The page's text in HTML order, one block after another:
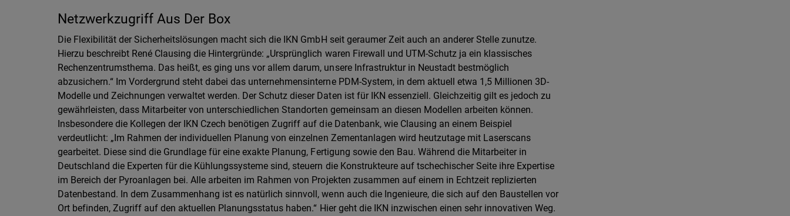
Netzwerkzugriff Aus Der Box
Die Flexibilität der Sicherheitslösungen macht sich die IKN GmbH seit geraumer Zeit auch an anderer Stelle zunutze.
Hierzu beschreibt René Clausing die Hintergründe: „Ursprünglich waren Firewall und UTM-Schutz ja ein klassisches
Rechenzentrumsthema. Das heißt, es ging uns vor allem darum, unsere Infrastruktur in Neustadt bestmöglich
abzusichern.“ Im Vordergrund steht dabei das unternehmensinterne PDM-System, in dem aktuell etwa 1,5 Millionen 3D-
Modelle und Zeichnungen verwaltet werden. Der Schutz dieser Daten ist für IKN essenziell. Gleichzeitig gilt es jedoch zu
gewährleisten, dass Mitarbeiter von unterschiedlichen Standorten gemeinsam an diesen Modellen arbeiten können.
Insbesondere die Kollegen der IKN Czech benötigen Zugriff auf die Datenbank, wie Clausing an einem Beispiel
verdeutlicht: „Im Rahmen der individuellen Planung von einzelnen Zementanlagen wird heutzutage mit Laserscans
gearbeitet. Diese sind die Grundlage für eine exakte Planung, Fertigung sowie den Bau. Während die Mitarbeiter in
Deutschland die Experten für die Kühlungssysteme sind, steuern die Konstrukteure auf tschechischer Seite ihre Expertise
im Bereich der Pyroanlagen bei. Alle arbeiten im Rahmen von Projekten zusammen auf einem in Echtzeit replizierten
Datenbestand. In dem Zusammenhang ist es natürlich sinnvoll, wenn auch die Ingenieure, die sich auf den Baustellen vor
Ort befinden, Zugriff auf den aktuellen Planungsstatus haben.“ Hier geht die IKN inzwischen einen sehr innovativen Weg.